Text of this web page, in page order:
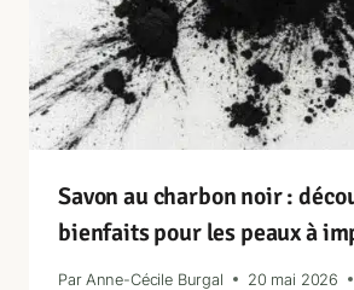
Savon au charbon noir :
bienfaits pour les peaux à
Par Anne-Cécile Burgal
20 mai 2026